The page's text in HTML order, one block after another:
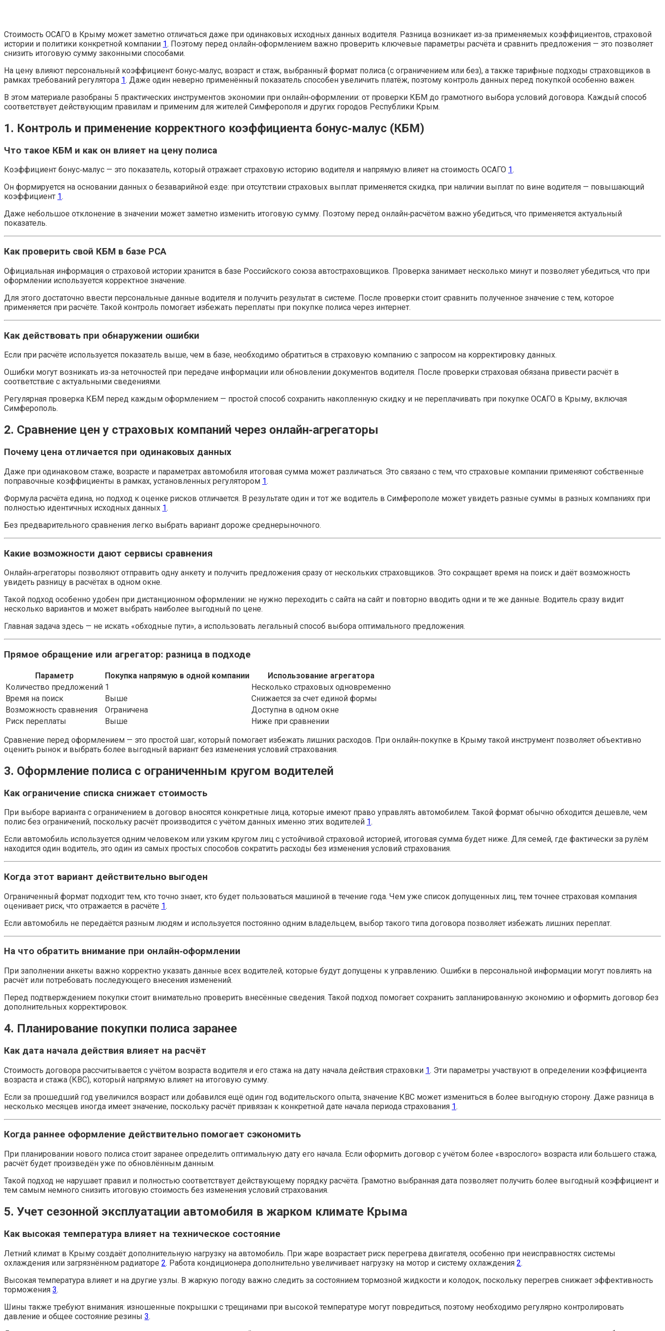
Стоимость ОСАГО в Крыму может заметно отличаться даже при одинаковых исходных данных водителя. Разница возникает из‑за применяемых коэффициентов, страховой
истории и политики конкретной компании 1. Поэтому перед онлайн‑оформлением важно проверить ключевые параметры расчёта и сравнить предложения — это позволяет
снизить итоговую сумму законными способами.
На цену влияют персональный коэффициент бонус‑малус, возраст и стаж, выбранный формат полиса (с ограничением или без), а также тарифные подходы страховщиков в
рамках требований регулятора 1. Даже один неверно применённый показатель способен увеличить платёж, поэтому контроль данных перед покупкой особенно важен.
В этом материале разобраны 5 практических инструментов экономии при онлайн‑оформлении: от проверки КБМ до грамотного выбора условий договора. Каждый способ
соответствует действующим правилам и применим для жителей Симферополя и других городов Республики Крым.
1. Контроль и применение корректного коэффициента бонус‑малус (КБМ)
Что такое КБМ и как он влияет на цену полиса
Коэффициент бонус‑малус — это показатель, который отражает страховую историю водителя и напрямую влияет на стоимость ОСАГО 1.
Он формируется на основании данных о безаварийной езде: при отсутствии страховых выплат применяется скидка, при наличии выплат по вине водителя — повышающий
коэффициент 1.
Даже небольшое отклонение в значении может заметно изменить итоговую сумму. Поэтому перед онлайн‑расчётом важно убедиться, что применяется актуальный
показатель.
Как проверить свой КБМ в базе РСА
Официальная информация о страховой истории хранится в базе Российского союза автостраховщиков. Проверка занимает несколько минут и позволяет убедиться, что при
оформлении используется корректное значение.
Для этого достаточно ввести персональные данные водителя и получить результат в системе. После проверки стоит сравнить полученное значение с тем, которое
применяется при расчёте. Такой контроль помогает избежать переплаты при покупке полиса через интернет.
Как действовать при обнаружении ошибки
Если при расчёте используется показатель выше, чем в базе, необходимо обратиться в страховую компанию с запросом на корректировку данных.
Ошибки могут возникать из‑за неточностей при передаче информации или обновлении документов водителя. После проверки страховая обязана привести расчёт в
соответствие с актуальными сведениями.
Регулярная проверка КБМ перед каждым оформлением — простой способ сохранить накопленную скидку и не переплачивать при покупке ОСАГО в Крыму, включая
Симферополь.
2. Сравнение цен у страховых компаний через онлайн‑агрегаторы
Почему цена отличается при одинаковых данных
Даже при одинаковом стаже, возрасте и параметрах автомобиля итоговая сумма может различаться. Это связано с тем, что страховые компании применяют собственные
поправочные коэффициенты в рамках, установленных регулятором 1.
Формула расчёта едина, но подход к оценке рисков отличается. В результате один и тот же водитель в Симферополе может увидеть разные суммы в разных компаниях при
полностью идентичных исходных данных 1.
Без предварительного сравнения легко выбрать вариант дороже среднерыночного.
Какие возможности дают сервисы сравнения
Онлайн‑агрегаторы позволяют отправить одну анкету и получить предложения сразу от нескольких страховщиков. Это сокращает время на поиск и даёт возможность
увидеть разницу в расчётах в одном окне.
Такой подход особенно удобен при дистанционном оформлении: не нужно переходить с сайта на сайт и повторно вводить одни и те же данные. Водитель сразу видит
несколько вариантов и может выбрать наиболее выгодный по цене.
Главная задача здесь — не искать «обходные пути», а использовать легальный способ выбора оптимального предложения.
Прямое обращение или агрегатор: разница в подходе
Параметр Покупка напрямую в одной компании
Использование агрегатора
Количество предложений 1
Несколько страховых одновременно
Время на поиск
Выше
Снижается за счет единой формы
Возможность сравнения
Ограничена
Доступна в одном окне
Риск переплаты
Выше
Ниже при сравнении
Сравнение перед оформлением — это простой шаг, который помогает избежать лишних расходов. При онлайн‑покупке в Крыму такой инструмент позволяет объективно
оценить рынок и выбрать более выгодный вариант без изменения условий страхования.
3. Оформление полиса с ограниченным кругом водителей
Как ограничение списка снижает стоимость
При выборе варианта с ограничением в договор вносятся конкретные лица, которые имеют право управлять автомобилем. Такой формат обычно обходится дешевле, чем
полис без ограничений, поскольку расчёт производится с учётом данных именно этих водителей 1.
Если автомобиль используется одним человеком или узким кругом лиц с устойчивой страховой историей, итоговая сумма будет ниже. Для семей, где фактически за рулём
находится один водитель, это один из самых простых способов сократить расходы без изменения условий страхования.
Когда этот вариант действительно выгоден
Ограниченный формат подходит тем, кто точно знает, кто будет пользоваться машиной в течение года. Чем уже список допущенных лиц, тем точнее страховая компания
оценивает риск, что отражается в расчёте 1.
Если автомобиль не передаётся разным людям и используется постоянно одним владельцем, выбор такого типа договора позволяет избежать лишних переплат.
На что обратить внимание при онлайн‑оформлении
При заполнении анкеты важно корректно указать данные всех водителей, которые будут допущены к управлению. Ошибки в персональной информации могут повлиять на
расчёт или потребовать последующего внесения изменений.
Перед подтверждением покупки стоит внимательно проверить внесённые сведения. Такой подход помогает сохранить запланированную экономию и оформить договор без
дополнительных корректировок.
4. Планирование покупки полиса заранее
Как дата начала действия влияет на расчёт
Стоимость договора рассчитывается с учётом возраста водителя и его стажа на дату начала действия страховки 1. Эти параметры участвуют в определении коэффициента
возраста и стажа (КВС), который напрямую влияет на итоговую сумму.
Если за прошедший год увеличился возраст или добавился ещё один год водительского опыта, значение КВС может измениться в более выгодную сторону. Даже разница в
несколько месяцев иногда имеет значение, поскольку расчёт привязан к конкретной дате начала периода страхования 1.
Когда раннее оформление действительно помогает сэкономить
При планировании нового полиса стоит заранее определить оптимальную дату его начала. Если оформить договор с учётом более «взрослого» возраста или большего стажа,
расчёт будет произведён уже по обновлённым данным.
Такой подход не нарушает правил и полностью соответствует действующему порядку расчёта. Грамотно выбранная дата позволяет получить более выгодный коэффициент и
тем самым немного снизить итоговую стоимость без изменения условий страхования.
5. Учет сезонной эксплуатации автомобиля в жарком климате Крыма
Как высокая температура влияет на техническое состояние
Летний климат в Крыму создаёт дополнительную нагрузку на автомобиль. При жаре возрастает риск перегрева двигателя, особенно при неисправностях системы
охлаждения или загрязнённом радиаторе 2. Работа кондиционера дополнительно увеличивает нагрузку на мотор и систему охлаждения 2.
Высокая температура влияет и на другие узлы. В жаркую погоду важно следить за состоянием тормозной жидкости и колодок, поскольку перегрев снижает эффективность
торможения 3.
Шины также требуют внимания: изношенные покрышки с трещинами при высокой температуре могут повредиться, поэтому необходимо регулярно контролировать
давление и общее состояние резины 3.